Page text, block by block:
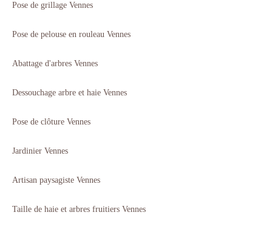
Pose de grillage Vennes
Pose de pelouse en rouleau Vennes
Abattage d'arbres Vennes
Dessouchage arbre et haie Vennes
Pose de clôture Vennes
Jardinier Vennes
Artisan paysagiste Vennes
Taille de haie et arbres fruitiers Vennes